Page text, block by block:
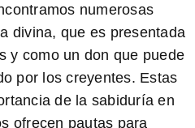
numerosas
divina, que es presentada
y como un don que puede
por los creyentes. Estas
de la sabiduría en
ofrecen pautas para